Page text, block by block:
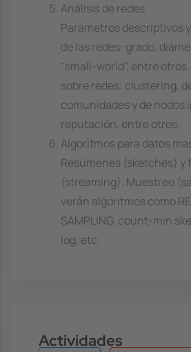
Análisis de redes
Parámetros descriptivos
de las redes: grado,
"small-world", entre
sobre redes: clustering,
comunidades y de nodos
reputación, entre otros.
Algoritmos para datos
Resúmenes (sketches) y
(streaming). Muestreo
verán algoritmos como
SAMPLING, count-min
log, etc.
Actividades